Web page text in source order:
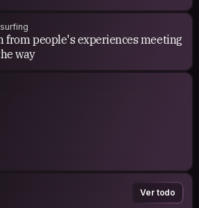
from people's experiences meeting
way
Ver todo